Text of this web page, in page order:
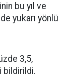
bu yıl ve
yukarı yönlü
3,5,
bildirildi.